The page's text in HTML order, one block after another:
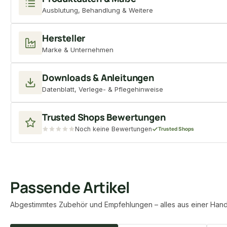
Ausblutung, Behandlung & Weitere
Hersteller
Marke & Unternehmen
Downloads & Anleitungen
Datenblatt, Verlege- & Pflegehinweise
Trusted Shops Bewertungen
Noch keine Bewertungen Trusted Shops
Passende Artikel
Abgestimmtes Zubehör und Empfehlungen – alles aus einer